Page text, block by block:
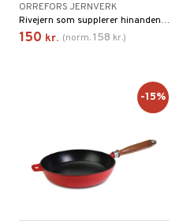
ORREFORS JERNVERK
Rivejern som supplerer hinanden i madlavningen eller som kan ligge fremme og bruges under middagen.
150 kr. (norm.158 kr.)
-15%